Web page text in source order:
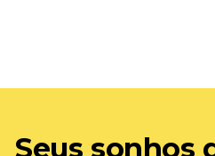
Seus sonhos